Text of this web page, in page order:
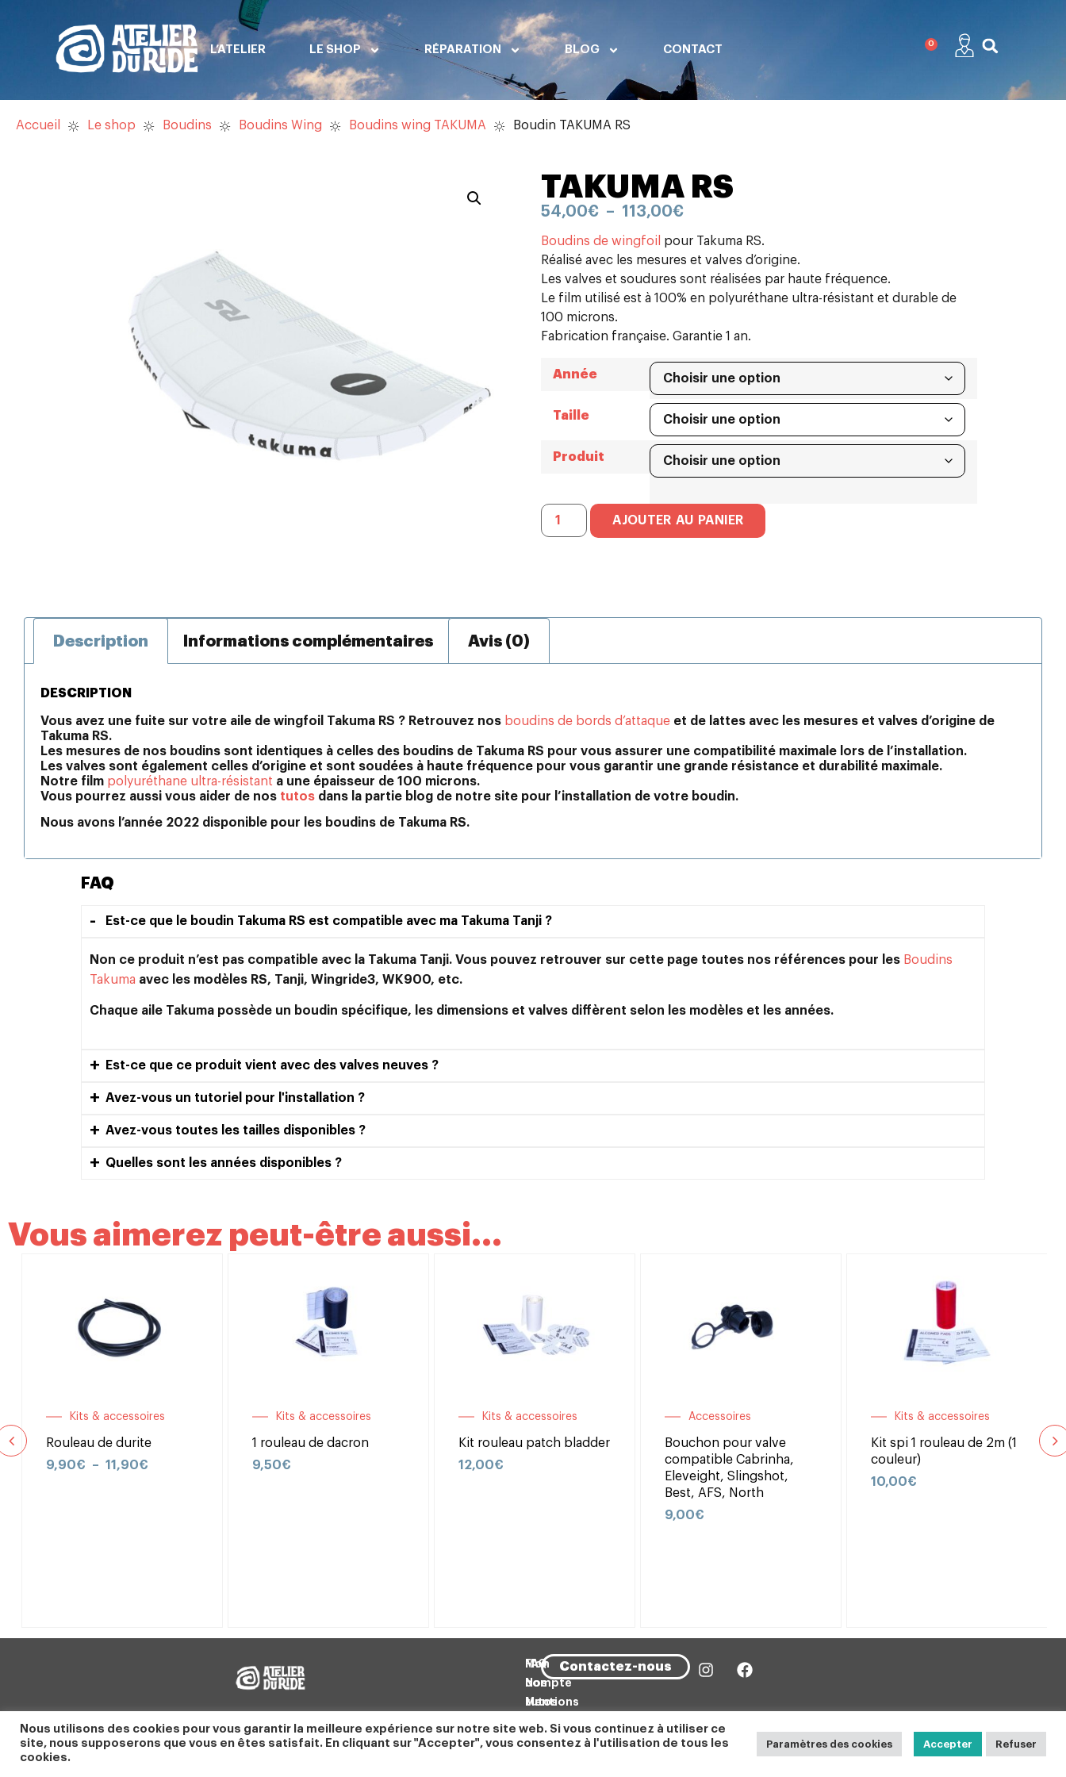
L’ATELIER LE SHOP RÉPARATION BLOG CONTACT 0
Accueil Le shop Boudins Boudins Wing Boudins wing TAKUMA Boudin TAKUMA RS
TAKUMA RS
54,00€ – 113,00€
Boudins de wingfoil
pour Takuma RS.
Réalisé avec les mesures et valves d’origine.
Les valves et soudures sont réalisées par haute fréquence.
Le film utilisé est à 100% en polyuréthane ultra-résistant et durable de
100 microns.
Fabrication française. Garantie 1 an.
Année
Taille
Produit
AJOUTER AU PANIER
Description Informations complémentaires Avis (0)
DESCRIPTION
Vous avez une fuite sur votre aile de wingfoil Takuma RS ? Retrouvez nos boudins de bords d’attaque et de lattes avec les mesures et valves d’origine de
Takuma RS.
Les mesures de nos boudins sont identiques à celles des boudins de Takuma RS pour vous assurer une compatibilité maximale lors de l’installation.
Les valves sont également celles d’origine et sont soudées à haute fréquence pour vous garantir une grande résistance et durabilité maximale.
Notre film polyuréthane ultra-résistant a une épaisseur de 100 microns.
Vous pourrez aussi vous aider de nos tutos dans la partie blog de notre site pour l’installation de votre boudin.
Nous avons l’année 2022 disponible pour les boudins de Takuma RS.
FAQ
Est-ce que le boudin Takuma RS est compatible avec ma Takuma Tanji ?
Non ce produit n’est pas compatible avec la Takuma Tanji. Vous pouvez retrouver sur cette page toutes nos références pour les Boudins
Takuma avec les modèles RS, Tanji, Wingride3, WK900, etc.
Chaque aile Takuma possède un boudin spécifique, les dimensions et valves diffèrent selon les modèles et les années.
Est-ce que ce produit vient avec des valves neuves ?
Avez-vous un tutoriel pour l'installation ?
Avez-vous toutes les tailles disponibles ?
Quelles sont les années disponibles ?
Vous aimerez peut-être aussi...
Kits & accessoires
Rouleau de durite
9,90€ – 11,90€
Kits & accessoires
1 rouleau de dacron
9,50€
Kits & accessoires
Kit rouleau patch bladder
12,00€
Accessoires
Bouchon pour valve
compatible Cabrinha,
Eleveight, Slingshot,
Best, AFS, North
9,00€
Kits & accessoires
Kit spi 1 rouleau de 2m (1
couleur)
10,00€
FAQ
Nos
tutos
Blog
Mon
compte
Mentions
CGV
Contactez-nous
Nous utilisons des cookies pour vous garantir la meilleure expérience sur notre site web. Si vous continuez à utiliser ce
site, nous supposerons que vous en êtes satisfait. En cliquant sur "Accepter", vous consentez à l'utilisation de tous les
cookies.
Paramètres des cookies Accepter Refuser